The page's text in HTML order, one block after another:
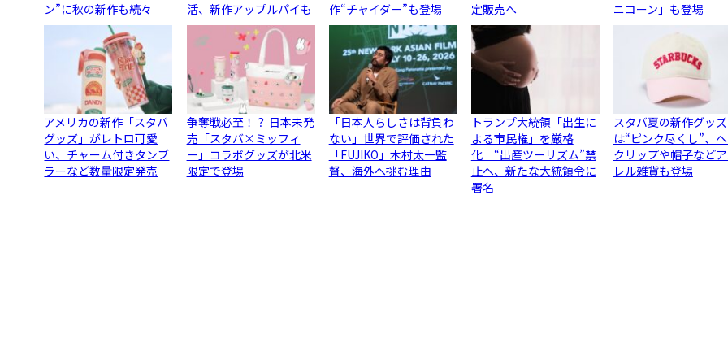
ン”に秋の新作も続々
活、新作アップルパイも
作“チャイダー”も登場
定販売へ
ニコーン」も登場
アメリカの新作「スタバ
グッズ」がレトロ可愛
い、チャーム付きタンブ
ラーなど数量限定発売
争奪戦必至！？ 日本未発
売「スタバ×ミッフィ
ー」コラボグッズが北米
限定で登場
「日本人らしさは背負わ
ない」世界で評価された
「FUJIKO」木村太一監
督、海外へ挑む理由
トランプ大統領「出生に
よる市民権」を厳格
化 “出産ツーリズム”禁
止へ、新たな大統領令に
署名
スタバ夏の新作グッズ
は“ピンク尽くし”、
クリップや帽子など
レル雑貨も登場